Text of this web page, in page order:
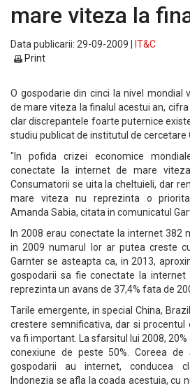
mare viteza la
Data publicarii: 29-09-2009 |
IT&C
Print
O gospodarie din cinci la nivel
de mare viteza la finalul acestui an,
clar discrepantele foarte puternice
studiu publicat de institutul de cercetare
"In pofida crizei economice
conectate la internet de mare
Consumatorii se uita la cheltuieli, dar
mare viteza nu reprezinta o
Amanda Sabia, citata in comunicatul
In 2008 erau conectate la internet 382
in 2009 numarul lor ar putea creste
Garnter se asteapta ca, in 2013,
gospodarii sa fie conectate la
reprezinta un avans de 37,4% fata de
Tarile emergente, in special China,
crestere semnificativa, dar si procentul
va fi important. La sfarsitul lui 2008,
conexiune de peste 50%. Coreea
gospodarii au internet, conducea
Indonezia se afla la coada acestuia, cu